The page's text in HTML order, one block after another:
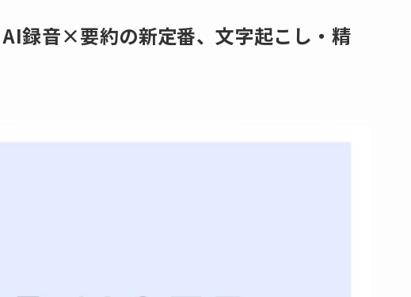
録音×要約の新定番、文字起こし・精